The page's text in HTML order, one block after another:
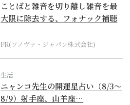
ことばと雑音を切り離し雑音を最
大限に除去する、フォナック補聴
PR(ソノヴァ・ジャパン株式会社)
生活
ニャンコ先生の開運星占い（8/3～
8/9）射手座、山羊座…